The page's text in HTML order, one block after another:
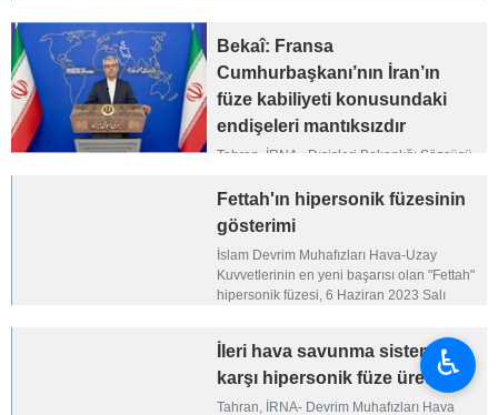
değinerek, aynı zamanda İran İslam
Cumhuriyeti’nin büyük füze ve insansız
hava aracı (İHA) gücünü de kabul etti.
Bekaî: Fransa
Cumhurbaşkanı’nın İran’ın
füze kabiliyeti konusundaki
endişeleri mantıksızdır
Tahran, İRNA - Dışişleri Bakanlığı Sözcüsü
Emmanuel Macron’un İran’ın füze
kapasitesi veya barışçıl nükleer faaliyetleri
konusundaki endişelerinin hiçbir mantıklı
temele dayanmadığını belirtti.
Fettah'ın hipersonik füzesinin
gösterimi
İslam Devrim Muhafızları Hava-Uzay
Kuvvetlerinin en yeni başarısı olan "Fettah"
hipersonik füzesi, 6 Haziran 2023 Salı
İleri hava savunma sistemine
karşı hipersonik füze ürettik
Tahran, İRNA- Devrim Muhafızları Hava
♿︎